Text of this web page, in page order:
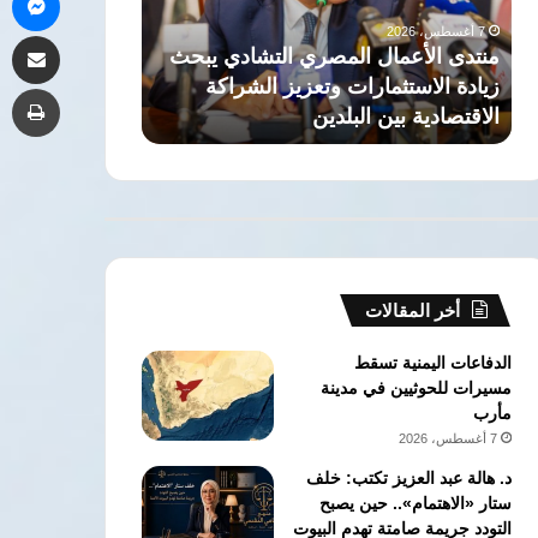
المصري التشادي يبحث
وتعزيز الشراكة
صحة»
للكشف
المبكر
عن
السرطان
والأمراض
قصر العيني يطلق «100
للكشف المبكر عن السرطان
المزمنة بالمجان
أخر المقالات
الدفاعات اليمنية تسقط
مسيرات للحوثيين في مدينة
مأرب
7 أغسطس، 2026
د. هالة عبد العزيز تكتب: خلف
ستار «الاهتمام».. حين يصبح
التودد جريمة صامتة تهدم البيوت